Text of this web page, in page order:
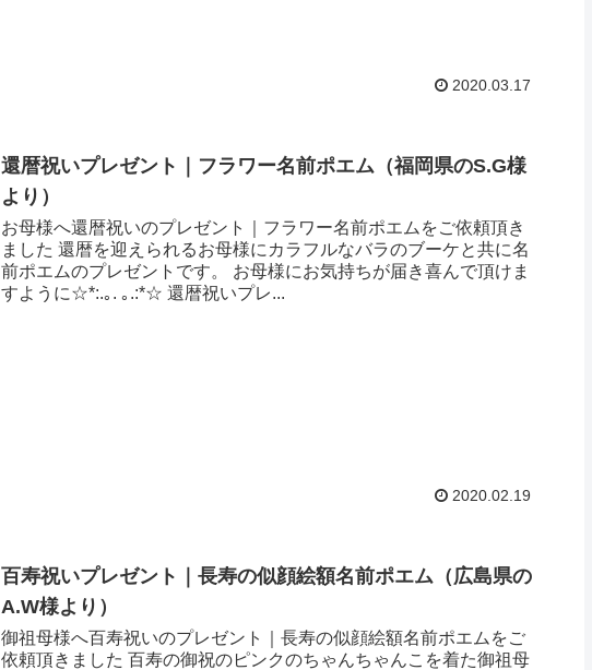
2020.03.17
還暦祝いプレゼント｜フラワー名前ポエム（福岡県のS.G様
より ）
お母様へ還暦祝いのプレゼント｜フラワー名前ポエムをご依頼頂き
ました 還暦を迎えられるお母様にカラフルなバラのブーケと共に名
前ポエムのプレゼントです。 お母様にお気持ちが届き喜んで頂けま
すように☆*:.｡. ｡.:*☆ 還暦祝いプレ...
2020.02.19
百寿祝いプレゼント｜長寿の似顔絵額名前ポエム（広島県の
A.W様より ）
御祖母様へ百寿祝いのプレゼント｜長寿の似顔絵額名前ポエムをご
依頼頂きました 百寿の御祝のピンクのちゃんちゃんこを着た御祖母